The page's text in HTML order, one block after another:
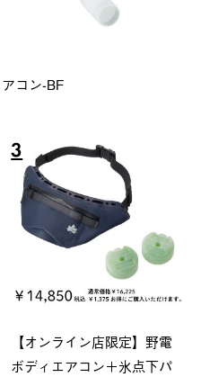
コン-BF
3
【オンライン店限定】野電
ボディエアコン＋氷点下パ